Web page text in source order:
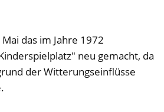
das im Jahre 1972
neu gemacht, da
der Witterungseinflüsse